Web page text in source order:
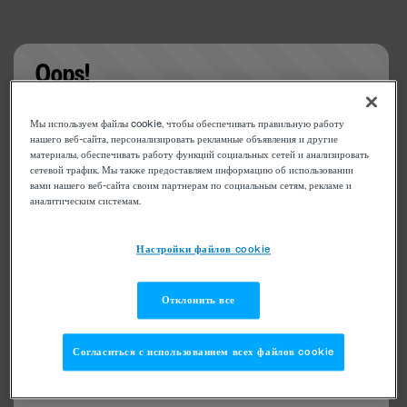
Oops!
Something went wrong. Please try refreshing the
app
Мы используем файлы cookie, чтобы обеспечивать правильную работу
нашего веб-сайта, персонализировать рекламные объявления и другие
материалы, обеспечивать работу функций социальных сетей и анализировать
сетевой трафик. Мы также предоставляем информацию об использовании
вами нашего веб-сайта своим партнерам по социальным сетям, рекламе и
аналитическим системам.
Настройки файлов cookie
Отклонить все
Согласиться с использованием всех файлов cookie